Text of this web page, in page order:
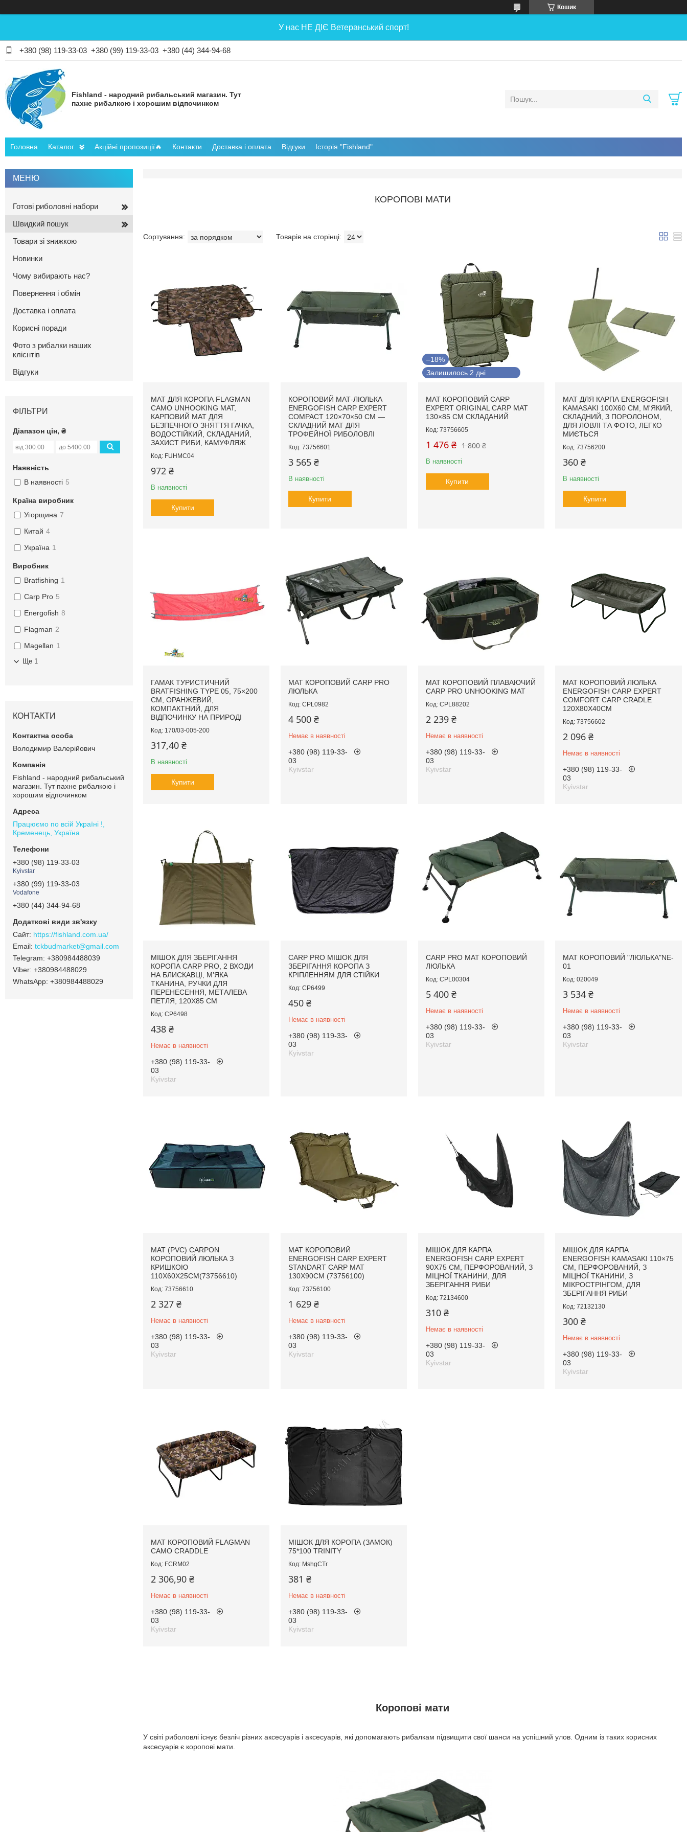
Кошик
У нас НЕ ДІЄ Ветеранський спорт!
+380 (98) 119-33-03 +380 (99) 119-33-03 +380 (44) 344-94-68
Fishland - народний рибальський магазин. Тут
пахне рибалкою і хорошим відпочинком
Головна Каталог Акційні пропозиції🔥 Контакти Доставка і оплата Відгуки Історія "Fishland"
КОРОПОВІ МАТИ
МАТ ДЛЯ КОРОПА FLAGMAN
CAMO UNHOOKING MAT,
КАРПОВИЙ МАТ ДЛЯ
БЕЗПЕЧНОГО ЗНЯТТЯ ГАЧКА,
ВОДОСТІЙКИЙ, СКЛАДАНИЙ,
ЗАХИСТ РИБИ, КАМУФЛЯЖ
FUHMC04
972 ₴
В наявності
Купити
КОРОПОВИЙ МАТ-ЛЮЛЬКА
ENERGOFISH CARP EXPERT
COMPACT 120×70×50 СМ —
СКЛАДНИЙ МАТ ДЛЯ
ТРОФЕЙНОЇ РИБОЛОВЛІ
73756601
3 565 ₴
В наявності
Купити
–18%
Залишилось 2 дні
МАТ КОРОПОВИЙ CARP
EXPERT ORIGINAL CARP MAT
130×85 СМ СКЛАДАНИЙ
73756605
1 800 ₴
1 476 ₴
В наявності
Купити
МАТ ДЛЯ КАРПА ENERGOFISH
KAMASAKI 100X60 СМ, М'ЯКИЙ,
СКЛАДНИЙ, З ПОРОЛОНОМ,
ДЛЯ ЛОВЛІ ТА ФОТО, ЛЕГКО
МИЄТЬСЯ
73756200
360 ₴
В наявності
Купити
ГАМАК ТУРИСТИЧНИЙ
BRATFISHING TYPE 05, 75×200
СМ, ОРАНЖЕВИЙ,
КОМПАКТНИЙ, ДЛЯ
ВІДПОЧИНКУ НА ПРИРОДІ
170/03-005-200
317,40 ₴
В наявності
Купити
МАТ КОРОПОВИЙ CARP PRO
ЛЮЛЬКА
CPL0982
4 500 ₴
Немає в наявності
+380 (98) 119-33-
03
Kyivstar
МАТ КОРОПОВИЙ ПЛАВАЮЧИЙ
CARP PRO UNHOOKING MAT
CPL88202
2 239 ₴
Немає в наявності
+380 (98) 119-33-
03
Kyivstar
МАТ КОРОПОВИЙ ЛЮЛЬКА
ENERGOFISH CARP EXPERT
COMFORT CARP CRADLE
120X80X40CM
73756602
2 096 ₴
Немає в наявності
+380 (98) 119-33-
03
Kyivstar
МІШОК ДЛЯ ЗБЕРІГАННЯ
КОРОПА CARP PRO, 2 ВХОДИ
НА БЛИСКАВЦІ, М’ЯКА
ТКАНИНА, РУЧКИ ДЛЯ
ПЕРЕНЕСЕННЯ, МЕТАЛЕВА
ПЕТЛЯ, 120X85 СМ
CP6498
438 ₴
Немає в наявності
+380 (98) 119-33-
03
Kyivstar
CARP PRO МІШОК ДЛЯ
ЗБЕРІГАННЯ КОРОПА З
КРІПЛЕННЯМ ДЛЯ СТІЙКИ
CP6499
450 ₴
Немає в наявності
+380 (98) 119-33-
03
Kyivstar
CARP PRO МАТ КОРОПОВИЙ
ЛЮЛЬКА
CPL00304
5 400 ₴
Немає в наявності
+380 (98) 119-33-
03
Kyivstar
МАТ КОРОПОВИЙ "ЛЮЛЬКА"NE-
01
020049
3 534 ₴
Немає в наявності
+380 (98) 119-33-
03
Kyivstar
МАТ (PVC) CARPON
КОРОПОВИЙ ЛЮЛЬКА З
КРИШКОЮ
110X60X25CM(73756610)
73756610
2 327 ₴
Немає в наявності
+380 (98) 119-33-
03
Kyivstar
МАТ КОРОПОВИЙ
ENERGOFISH CARP EXPERT
STANDART CARP MAT
130X90CM (73756100)
73756100
1 629 ₴
Немає в наявності
+380 (98) 119-33-
03
Kyivstar
МІШОК ДЛЯ КАРПА
ENERGOFISH CARP EXPERT
90X75 СМ, ПЕРФОРОВАНИЙ, З
МІЦНОЇ ТКАНИНИ, ДЛЯ
ЗБЕРІГАННЯ РИБИ
72134600
310 ₴
Немає в наявності
+380 (98) 119-33-
03
Kyivstar
МІШОК ДЛЯ КАРПА
ENERGOFISH KAMASAKI 110×75
СМ, ПЕРФОРОВАНИЙ, З
МІЦНОЇ ТКАНИНИ, З
МІКРОСТРІНГОМ, ДЛЯ
ЗБЕРІГАННЯ РИБИ
72132130
300 ₴
Немає в наявності
+380 (98) 119-33-
03
Kyivstar
МАТ КОРОПОВИЙ FLAGMAN
CAMO CRADDLE
FCRM02
2 306,90 ₴
Немає в наявності
+380 (98) 119-33-
03
Kyivstar
МІШОК ДЛЯ КОРОПА (ЗАМОК)
75*100 TRINITY
MshgCTr
381 ₴
Немає в наявності
+380 (98) 119-33-
03
Kyivstar
Коропові мати
У світі риболовлі існує безліч різних аксесуарів і аксесуарів, які допомагають рибалкам підвищити свої шанси на успішний улов. Одним із таких корисних
аксесуарів є коропові мати.
Готові риболовні набори
Швидкий пошук
Товари зі знижкою
Новинки
Чому вибирають нас?
Повернення і обмін
Доставка і оплата
Корисні поради
Фото з рибалки наших
клієнтів
Відгуки
ФІЛЬТРИ
Діапазон цін, ₴
Наявність
В наявності 5
Країна виробник
Угорщина 7
Китай 4
Україна 1
Виробник
Bratfishing 1
Carp Pro 5
Energofish 8
Flagman 2
Magellan 1
Ще 1
КОНТАКТИ
Володимир Валерійович
Fishland - народний рибальський
магазин. Тут пахне рибалкою і
хорошим відпочинком
Працюємо по всій Україні !,
Кременець, Україна
+380 (98) 119-33-03
Kyivstar
+380 (99) 119-33-03
Vodafone
+380 (44) 344-94-68
https://fishland.com.ua/
tckbudmarket@gmail.com
+380984488039
+380984488029
+380984488029